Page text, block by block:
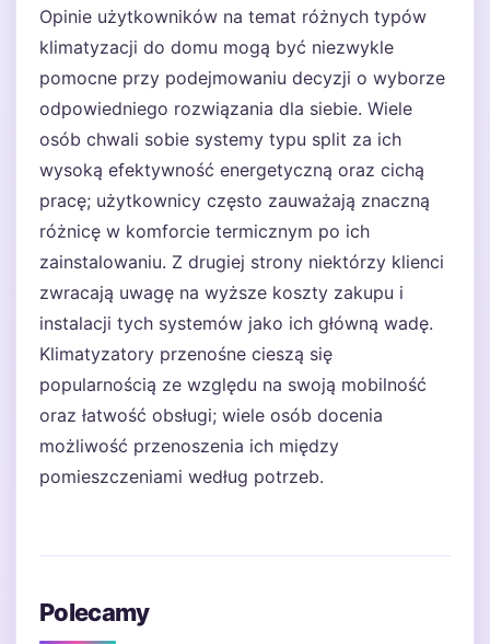
Opinie użytkowników na temat różnych typów
klimatyzacji do domu mogą być niezwykle
pomocne przy podejmowaniu decyzji o wyborze
odpowiedniego rozwiązania dla siebie. Wiele
osób chwali sobie systemy typu split za ich
wysoką efektywność energetyczną oraz cichą
pracę; użytkownicy często zauważają znaczną
różnicę w komforcie termicznym po ich
zainstalowaniu. Z drugiej strony niektórzy klienci
zwracają uwagę na wyższe koszty zakupu i
instalacji tych systemów jako ich główną wadę.
Klimatyzatory przenośne cieszą się
popularnością ze względu na swoją mobilność
oraz łatwość obsługi; wiele osób docenia
możliwość przenoszenia ich między
pomieszczeniami według potrzeb.
Polecamy